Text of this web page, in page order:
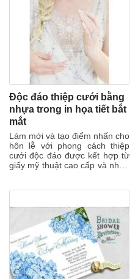
Độc đáo thiệp cưới bằng
nhựa trong in họa tiết bắt
mắt
Làm mới và tạo điểm nhấn cho
hôn lễ với phong cách thiệp
cưới độc đáo được kết hợp từ
giấy mỹ thuật cao cấp và nhựa